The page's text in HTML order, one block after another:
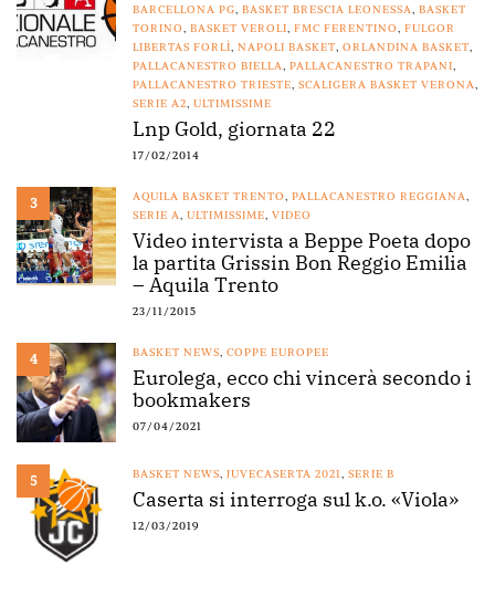
BARCELLONA PG, BASKET BRESCIA LEONESSA, BASKET
TORINO, BASKET VEROLI, FMC FERENTINO, FULGOR
LIBERTAS FORLÌ, NAPOLI BASKET, ORLANDINA BASKET,
PALLACANESTRO BIELLA, PALLACANESTRO TRAPANI,
PALLACANESTRO TRIESTE, SCALIGERA BASKET VERONA,
SERIE A2, ULTIMISSIME
Lnp Gold, giornata 22
17/02/2014
3 AQUILA BASKET TRENTO, PALLACANESTRO REGGIANA,
SERIE A, ULTIMISSIME, VIDEO
Video intervista a Beppe Poeta dopo
la partita Grissin Bon Reggio Emilia
– Aquila Trento
23/11/2015
4 BASKET NEWS, COPPE EUROPEE
Eurolega, ecco chi vincerà secondo i
bookmakers
07/04/2021
5 BASKET NEWS, JUVECASERTA 2021, SERIE B
Caserta si interroga sul k.o. «Viola»
12/03/2019